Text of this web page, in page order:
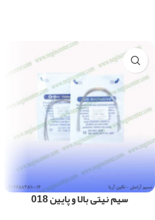
سیم نیتی بالا و پایین 018